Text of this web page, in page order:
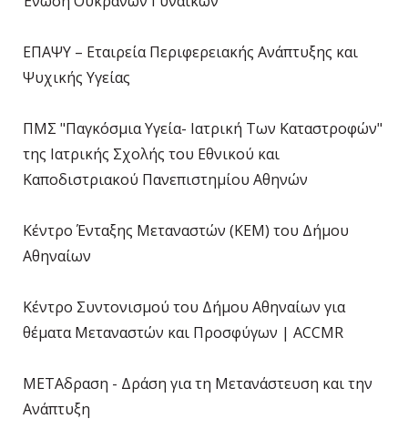
ΕΠΑΨΥ – Εταιρεία Περιφερειακής Ανάπτυξης και
Ψυχικής Υγείας
ΠΜΣ "Παγκόσμια Υγεία- Ιατρική Των Καταστροφών"
της Ιατρικής Σχολής του Εθνικού και
Καποδιστριακού Πανεπιστημίου Αθηνών
Κέντρο Ένταξης Μεταναστών (ΚΕΜ) του Δήμου
Αθηναίων
Κέντρο Συντονισμού του Δήμου Αθηναίων για
θέματα Μεταναστών και Προσφύγων | ACCMR
ΜΕΤΑδραση - Δράση για τη Μετανάστευση και την
Ανάπτυξη